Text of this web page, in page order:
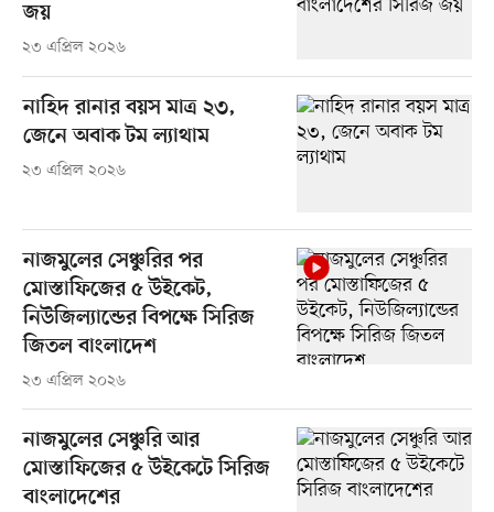
জয়
২৩ এপ্রিল ২০২৬
নাহিদ রানার বয়স মাত্র ২৩,
জেনে অবাক টম ল্যাথাম
২৩ এপ্রিল ২০২৬
নাজমুলের সেঞ্চুরির পর
মোস্তাফিজের ৫ উইকেট,
নিউজিল্যান্ডের বিপক্ষে সিরিজ
জিতল বাংলাদেশ
২৩ এপ্রিল ২০২৬
নাজমুলের সেঞ্চুরি আর
মোস্তাফিজের ৫ উইকেটে সিরিজ
বাংলাদেশের